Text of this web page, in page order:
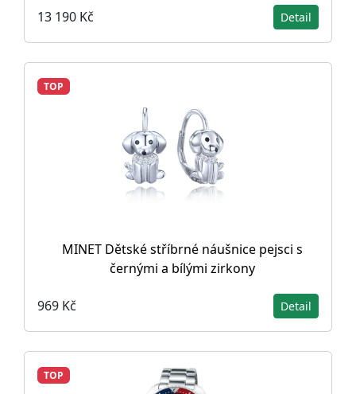
13 190 Kč Detail
TOP
MINET Dětské stříbrné náušnice pejsci s
černými a bílými zirkony
969 Kč Detail
TOP